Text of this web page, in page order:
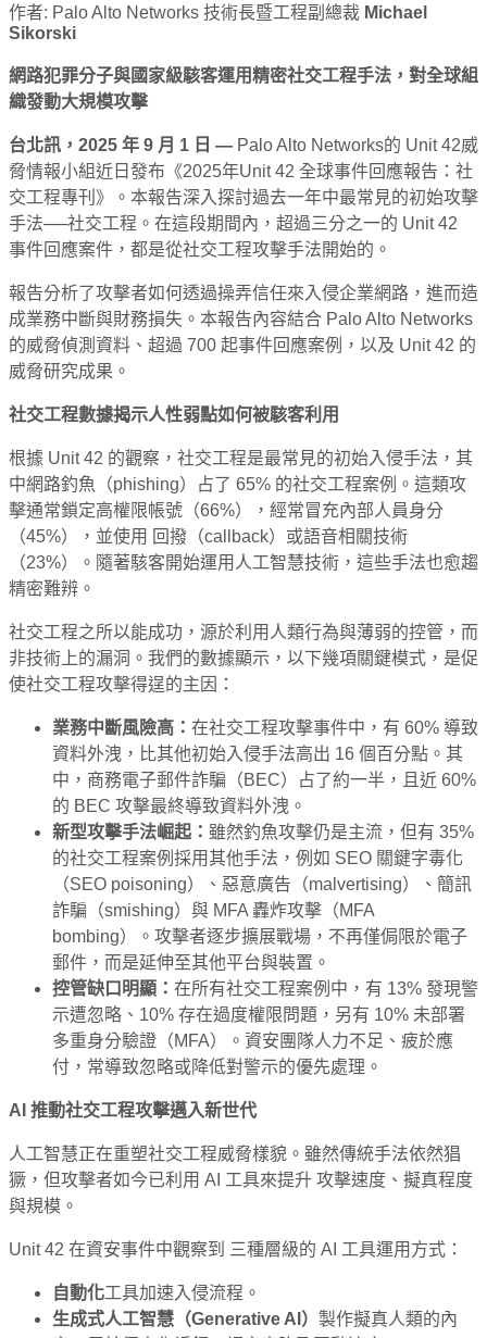
作者: Palo Alto Networks 技術長暨工程副總裁 Michael
Sikorski
網路犯罪分子與國家級駭客運用精密社交工程手法，對全球組
織發動大規模攻擊
台北訊，2025 年 9 月 1 日 — Palo Alto Networks的 Unit 42威
脅情報小組近日發布《2025年Unit 42 全球事件回應報告：社
交工程專刊》。本報告深入探討過去一年中最常見的初始攻擊
手法──社交工程。在這段期間內，超過三分之一的 Unit 42
事件回應案件，都是從社交工程攻擊手法開始的。
報告分析了攻擊者如何透過操弄信任來入侵企業網路，進而造
成業務中斷與財務損失。本報告內容結合 Palo Alto Networks
的威脅偵測資料、超過 700 起事件回應案例，以及 Unit 42 的
威脅研究成果。
社交工程數據揭示人性弱點如何被駭客利用
根據 Unit 42 的觀察，社交工程是最常見的初始入侵手法，其
中網路釣魚（phishing）占了 65% 的社交工程案例。這類攻
擊通常鎖定高權限帳號（66%），經常冒充內部人員身分
（45%），並使用 回撥（callback）或語音相關技術
（23%）。隨著駭客開始運用人工智慧技術，這些手法也愈趨
精密難辨。
社交工程之所以能成功，源於利用人類行為與薄弱的控管，而
非技術上的漏洞。我們的數據顯示，以下幾項關鍵模式，是促
使社交工程攻擊得逞的主因：
業務中斷風險高： 在社交工程攻擊事件中，有 60% 導致
資料外洩，比其他初始入侵手法高出 16 個百分點。其
中，商務電子郵件詐騙（BEC）占了約一半，且近 60%
的 BEC 攻擊最終導致資料外洩。
新型攻擊手法崛起： 雖然釣魚攻擊仍是主流，但有 35%
的社交工程案例採用其他手法，例如 SEO 關鍵字毒化
（SEO poisoning）、惡意廣告（malvertising）、簡訊
詐騙（smishing）與 MFA 轟炸攻擊（MFA
bombing）。攻擊者逐步擴展戰場，不再僅侷限於電子
郵件，而是延伸至其他平台與裝置。
控管缺口明顯： 在所有社交工程案例中，有 13% 發現警
示遭忽略、10% 存在過度權限問題，另有 10% 未部署
多重身分驗證（MFA）。資安團隊人力不足、疲於應
付，常導致忽略或降低對警示的優先處理。
AI 推動社交工程攻擊邁入新世代
人工智慧正在重塑社交工程威脅樣貌。雖然傳統手法依然猖
獗，但攻擊者如今已利用 AI 工具來提升 攻擊速度、擬真程度
與規模。
Unit 42 在資安事件中觀察到 三種層級的 AI 工具運用方式：
自動化工具加速入侵流程。
生成式人工智慧（Generative AI ） 製作擬真人類的內